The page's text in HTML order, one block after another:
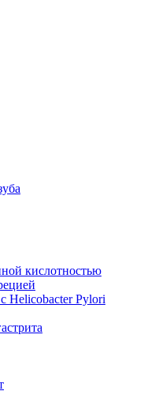
кислотностью
Helicobacter Pylori